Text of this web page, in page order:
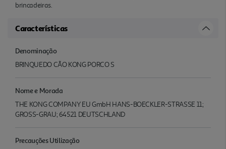
brincadeiras.
Características
Denominação
BRINQUEDO CÃO KONG PORCO S
Nome e Morada
THE KONG COMPANY EU GmbH HANS-BOECKLER-STRASSE 11;
GROSS-GRAU; 64521 DEUTSCHLAND
Precauções Utilização